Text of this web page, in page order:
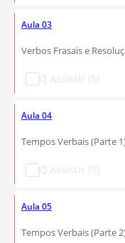
Aula 03
Verbos Frasais e
Aula 04
Tempos Verbais (Parte
Aula 05
Tempos Verbais (Parte